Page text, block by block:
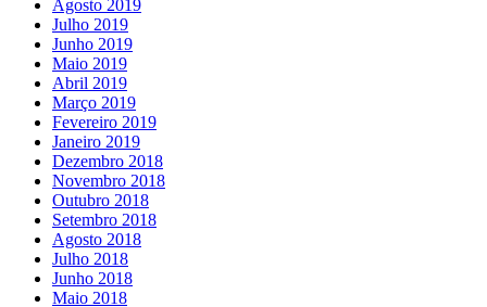
Agosto 2019
Julho 2019
Junho 2019
Maio 2019
Abril 2019
Março 2019
Fevereiro 2019
Janeiro 2019
Dezembro 2018
Novembro 2018
Outubro 2018
Setembro 2018
Agosto 2018
Julho 2018
Junho 2018
Maio 2018